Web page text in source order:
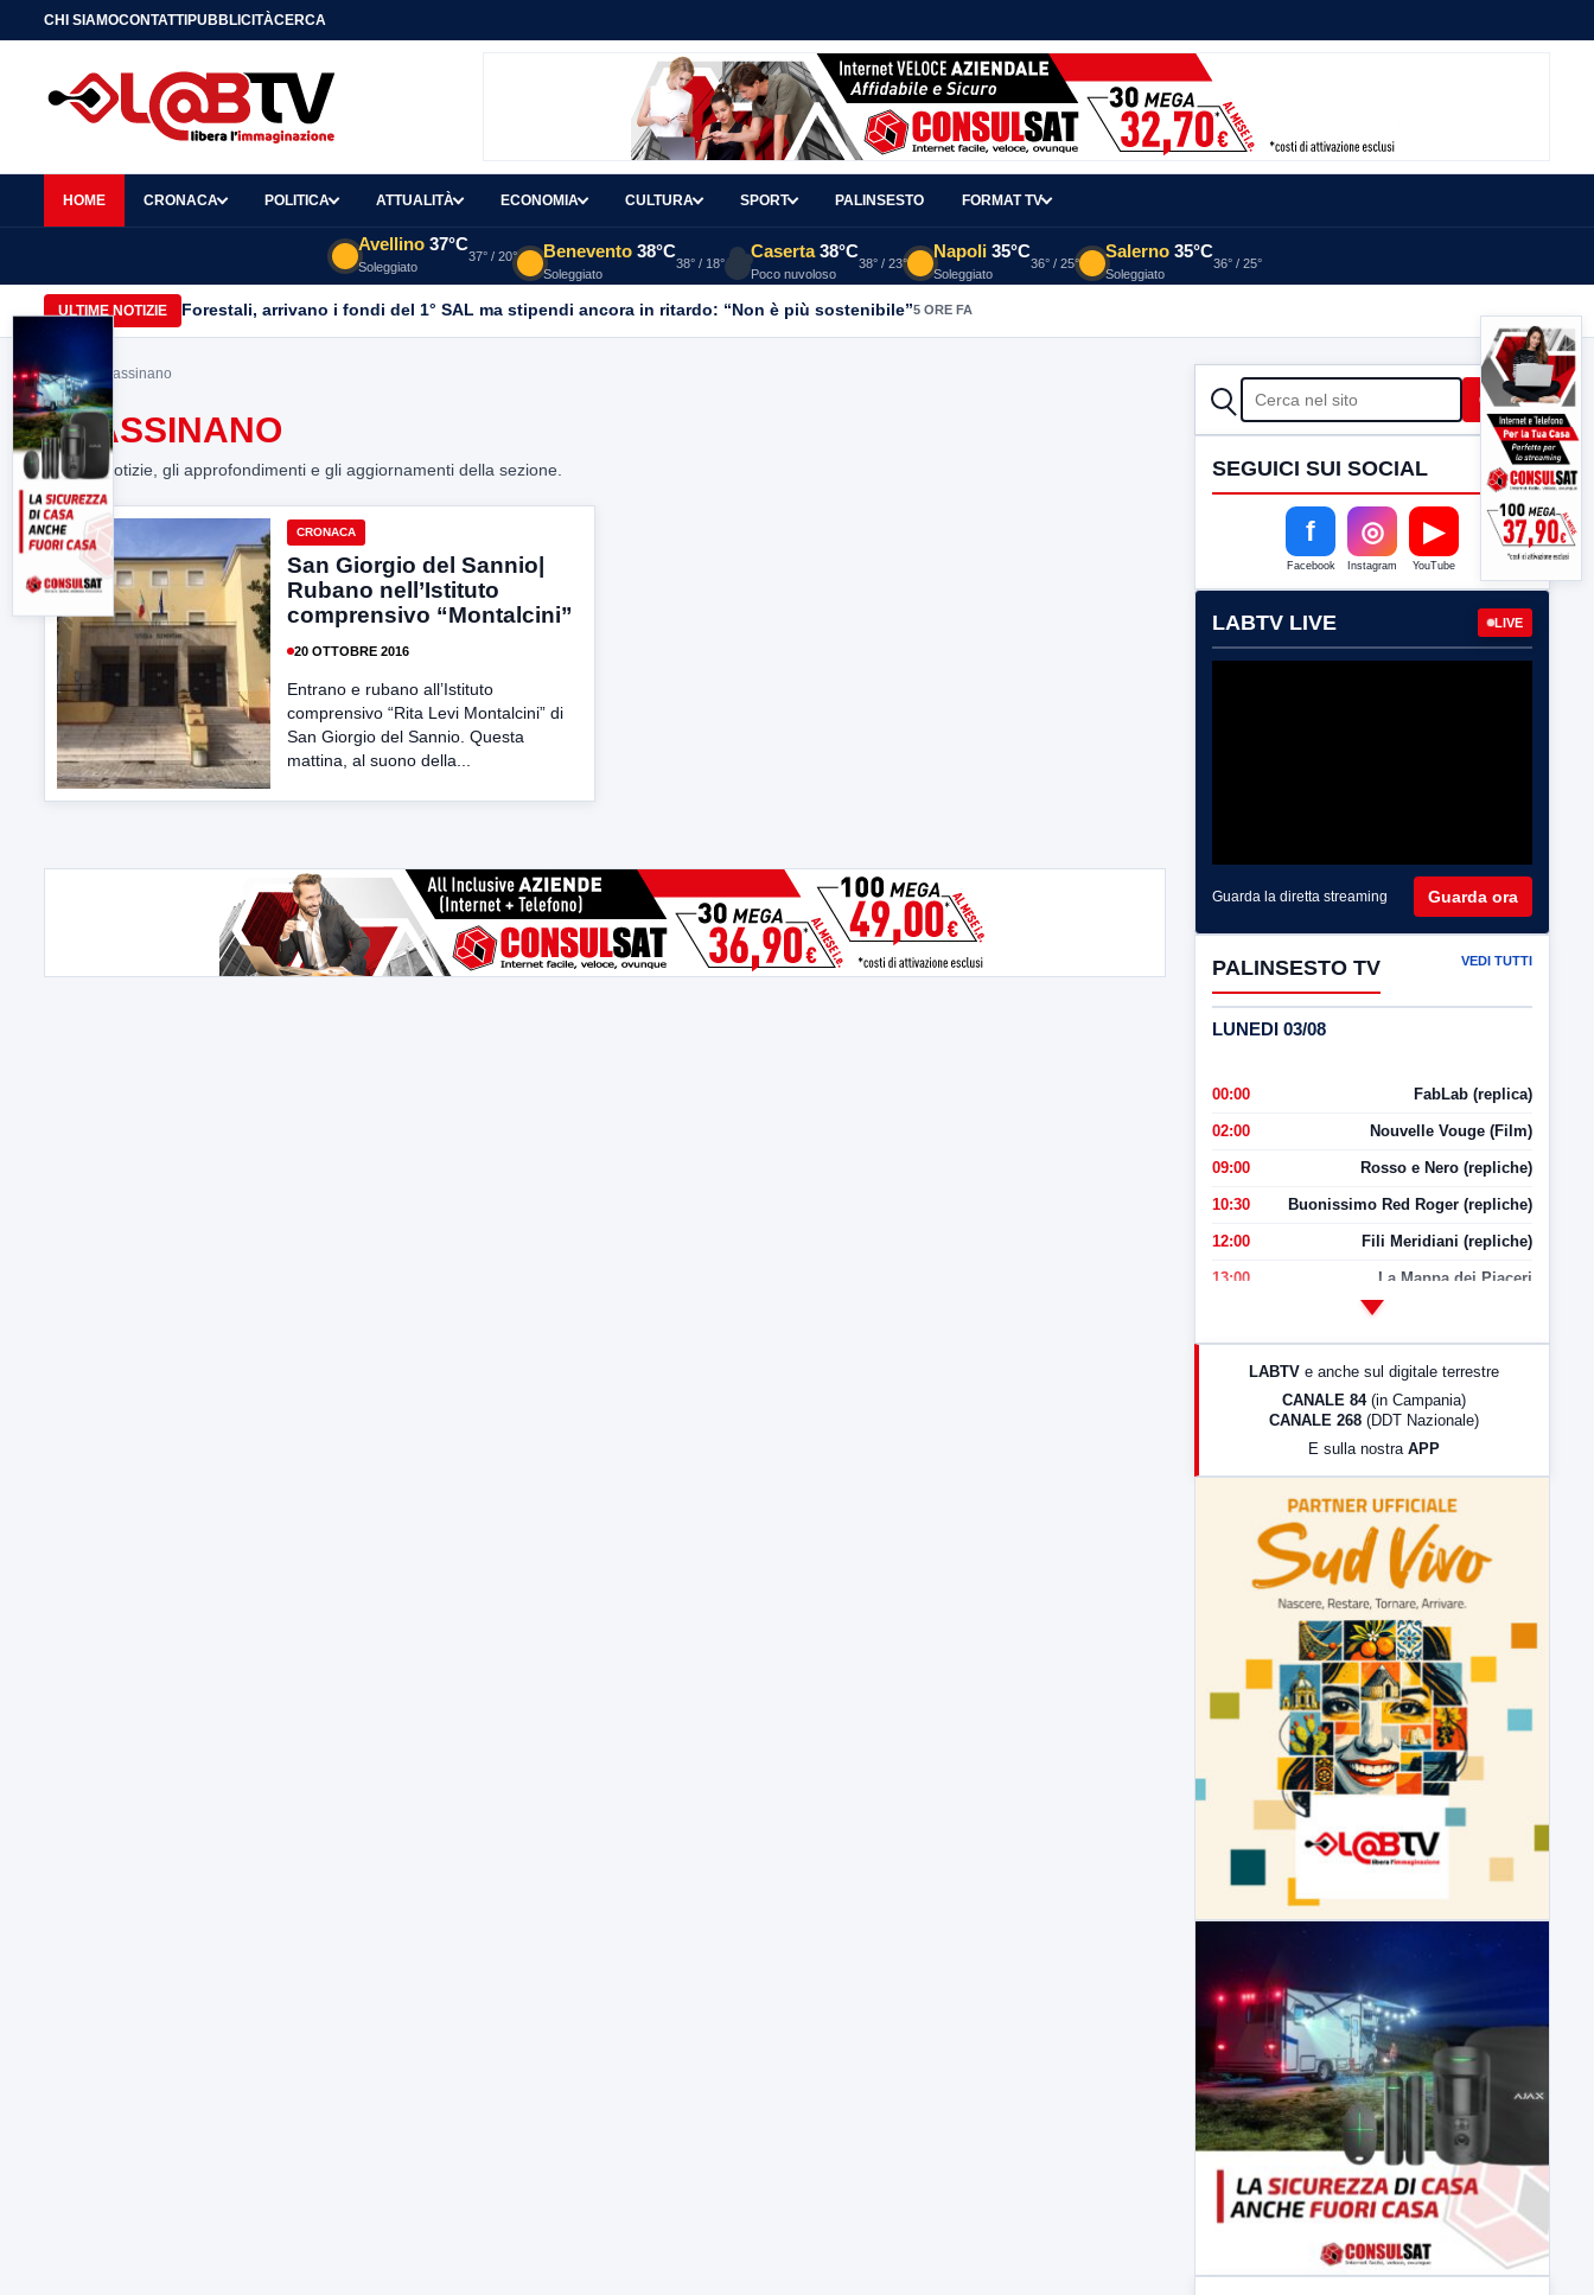
CHI SIAMOCONTATTIPUBBLICITÀCERCA
HOME CRONACA POLITICA ATTUALITÀ ECONOMIA CULTURA SPORT PALINSESTO FORMAT TV
Avellino 37°C
Soleggiato
37° / 20° Benevento 38°C
Soleggiato
38° / 18°
Caserta 38°C
Poco nuvoloso
38° / 23°
Napoli 35°C
Soleggiato
36° / 25°
Salerno 35°C
Soleggiato
36° / 25°
ULTIME NOTIZIE Forestali, arrivano i fondi del 1° SAL ma stipendi ancora in ritardo: “Non è più sostenibile”5 ORE FA
Home> scassinano
SCASSINANO
Tutte le notizie, gli approfondimenti e gli aggiornamenti della sezione.
CRONACA
San Giorgio del Sannio|
Rubano nell’Istituto
comprensivo “Montalcini”
20 OTTOBRE 2016
Entrano e rubano all’Istituto
comprensivo “Rita Levi Montalcini” di
San Giorgio del Sannio. Questa
mattina, al suono della...
CERCA Cerca
SEGUICI SUI SOCIAL
f
Facebook
◎
Instagram
▶
YouTube
LABTV LIVE LIVE
Guarda la diretta streaming Guarda ora
PALINSESTO TV VEDI TUTTI
LUNEDI 03/08
00:00 FabLab (replica)
02:00 Nouvelle Vouge (Film)
09:00 Rosso e Nero (repliche)
10:30 Buonissimo Red Roger (repliche)
12:00 Fili Meridiani (repliche)
13:00 La Mappa dei Piaceri
LabNews (Diretta)
LabNews (replica)
LABTV e anche sul digitale terrestre
CANALE 84 (in Campania)
CANALE 268 (DDT Nazionale)
E sulla nostra APP